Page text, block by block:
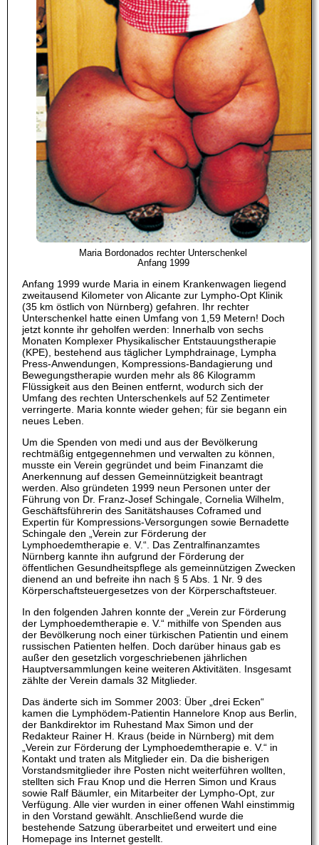
Maria Bordonados rechter Unterschenkel
Anfang 1999
Anfang 1999 wurde Maria in einem Krankenwagen liegend
zweitausend Kilometer von Alicante zur Lympho-Opt Klinik
(35 km östlich von Nürnberg) gefahren. Ihr rechter
Unterschenkel hatte einen Umfang von 1,59 Metern! Doch
jetzt konnte ihr geholfen werden: Innerhalb von sechs
Monaten Komplexer Physikalischer Entstauungstherapie
(KPE), bestehend aus täglicher Lymphdrainage, Lympha
Press-Anwendungen, Kompressions-Bandagierung und
Bewegungstherapie wurden mehr als 86 Kilogramm
Flüssigkeit aus den Beinen entfernt, wodurch sich der
Umfang des rechten Unterschenkels auf 52 Zentimeter
verringerte. Maria konnte wieder gehen; für sie begann ein
neues Leben.
Um die Spenden von medi und aus der Bevölkerung
rechtmäßig entgegennehmen und verwalten zu können,
musste ein Verein gegründet und beim Finanzamt die
Anerkennung auf dessen Gemeinnützigkeit beantragt
werden. Also gründeten 1999 neun Personen unter der
Führung von Dr. Franz-Josef Schingale, Cornelia Wilhelm,
Geschäftsführerin des Sanitätshauses Coframed und
Expertin für Kompressions-Versorgungen sowie Bernadette
Schingale den „Verein zur Förderung der
Lymphoedemtherapie e. V.“. Das Zentralfinanzamtes
Nürnberg kannte ihn aufgrund der Förderung der
öffentlichen Gesundheitspflege als gemeinnützigen Zwecken
dienend an und befreite ihn nach § 5 Abs. 1 Nr. 9 des
Körperschaftsteuergesetzes von der Körperschaftsteuer.
In den folgenden Jahren konnte der „Verein zur Förderung
der Lymphoedemtherapie e. V.“ mithilfe von Spenden aus
der Bevölkerung noch einer türkischen Patientin und einem
russischen Patienten helfen. Doch darüber hinaus gab es
außer den gesetzlich vorgeschriebenen jährlichen
Hauptversammlungen keine weiteren Aktivitäten. Insgesamt
zählte der Verein damals 32 Mitglieder.
Das änderte sich im Sommer 2003: Über „drei Ecken“
kamen die Lymphödem-Patientin Hannelore Knop aus Berlin,
der Bankdirektor im Ruhestand Max Simon und der
Redakteur Rainer H. Kraus (beide in Nürnberg) mit dem
„Verein zur Förderung der Lymphoedemtherapie e. V.“ in
Kontakt und traten als Mitglieder ein. Da die bisherigen
Vorstandsmitglieder ihre Posten nicht weiterführen wollten,
stellten sich Frau Knop und die Herren Simon und Kraus
sowie Ralf Bäumler, ein Mitarbeiter der Lympho-Opt, zur
Verfügung. Alle vier wurden in einer offenen Wahl einstimmig
in den Vorstand gewählt. Anschließend wurde die
bestehende Satzung überarbeitet und erweitert und eine
Homepage ins Internet gestellt.